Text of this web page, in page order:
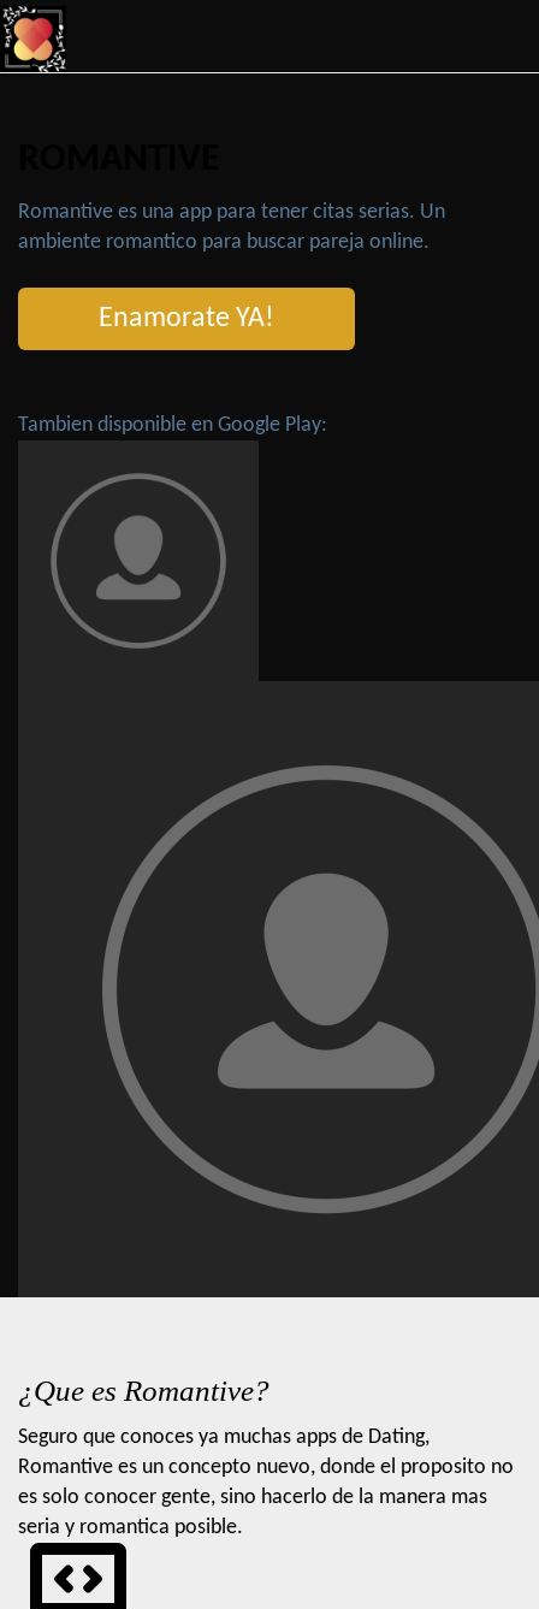
Romantive es una app para tener citas serias. Un
ambiente romantico para buscar pareja online.
Enamorate YA!
Tambien disponible en Google Play:
¿Que es Romantive?
Seguro que conoces ya muchas apps de Dating,
Romantive es un concepto nuevo, donde el proposito no
es solo conocer gente, sino hacerlo de la manera mas
seria y romantica posible.